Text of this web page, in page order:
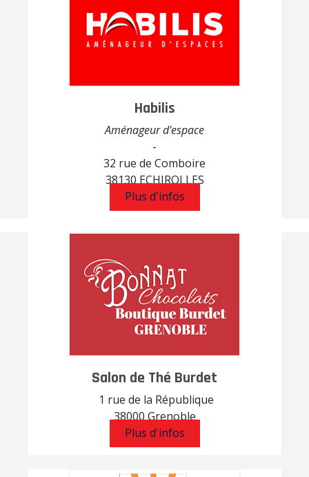
Habilis
Aménageur d'espace
-
32 rue de Comboire
38130 ECHIROLLES
Plus d'infos
Salon de Thé Burdet
1 rue de la République
38000 Grenoble
Plus d'infos